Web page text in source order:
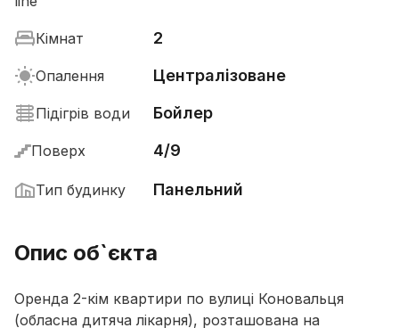
Кімнат 2
Опалення Централізоване
Підігрів води Бойлер
Поверх 4/9
Тип будинку Панельний
Опис об`єкта
Оренда 2-кім квартири по вулиці Коновальця
(обласна дитяча лікарня), розташована на